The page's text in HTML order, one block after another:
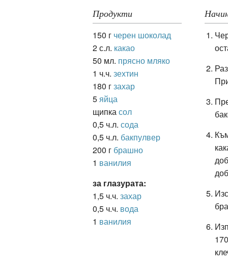
Продукти
150 г черен шоколад
2 с.л. какао
50 мл. прясно мляко
1 ч.ч. зехтин
180 гзахар
5яйца
щипкасол
0,5 ч.л. сода
0,5 ч.л. бакпулвер
200 г брашно
1 ванилия
за глазурата:
1,5 ч.ч. захар
0,5 ч.ч. вода
1 ванилия